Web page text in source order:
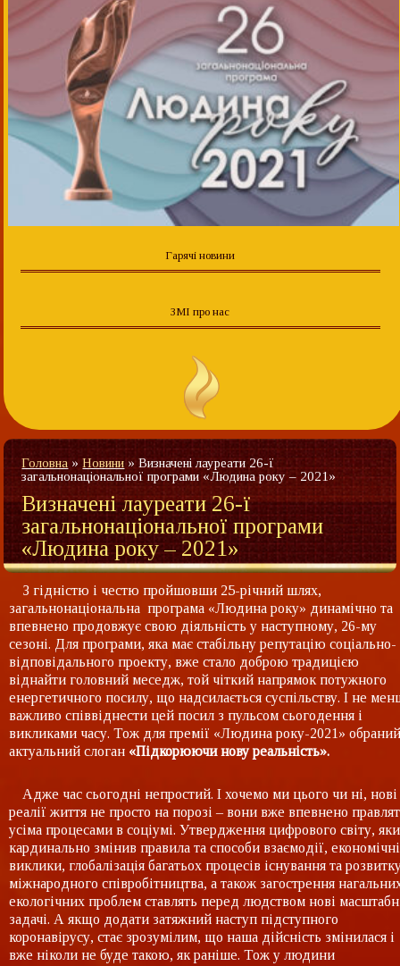
Гарячі новини
ЗМІ про нас
Головна »Новини »Визначені лауреати 26-ї
загальнонаціональної програми «Людина року – 2021»
Визначені лауреати 26-ї
загальнонаціональної програми
«Людина року – 2021»
З гідністю і честю пройшовши 25-річний шлях,
загальнонаціональна програма «Людина року» динамічно та
впевнено продовжує свою діяльність у наступному, 26-му
сезоні. Для програми, яка має стабільну репутацію соціально-
відповідального проекту, вже стало доброю традицією
віднайти головний меседж, той чіткий напрямок потужного
енергетичного посилу, що надсилається суспільству. І не
важливо співвіднести цей посил з пульсом сьогодення і
викликами часу. Тож для премії «Людина року-2021» обраний
актуальний слоган «Підкорюючи нову реальність».
Адже час сьогодні непростий. І хочемо ми цього чи ні, нові
реалії життя не просто на порозі – вони вже впевнено
усіма процесами в соціумі. Утвердження цифрового світу,
кардинально змінив правила та способи взаємодії, економічні
виклики, глобалізація багатьох процесів існування та
міжнародного співробітництва, а також загострення
екологічних проблем ставлять перед людством нові
задачі. А якщо додати затяжний наступ підступного
коронавірусу, стає зрозумілим, що наша дійсність змінилася і
вже ніколи не буде такою, як раніше. Тож у людини